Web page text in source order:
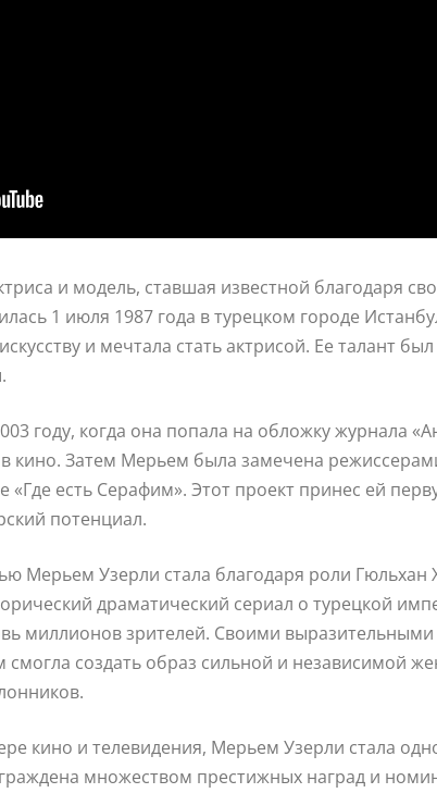
и модель, ставшая известной благодаря
1 июля 1987 года в турецком городе
и мечтала стать актрисой. Ее талант
году, когда она попала на обложку журнала
кино. Затем Мерьем была замечена
«Где есть Серафим». Этот проект принес ей
потенциал.
Мерьем Узерли стала благодаря роли Гюльхан
драматический сериал о турецкой
миллионов зрителей. Своими выразительными
создать образ сильной и независимой
кино и телевидения, Мерьем Узерли стала
множеством престижных наград и